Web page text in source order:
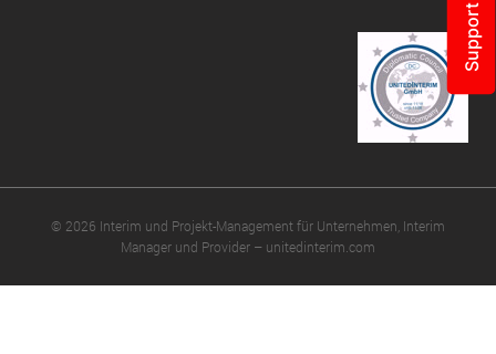
© 2026 Interim und Projekt-Management für Unternehmen, Interim
Manager und Provider – unitedinterim.com
Support